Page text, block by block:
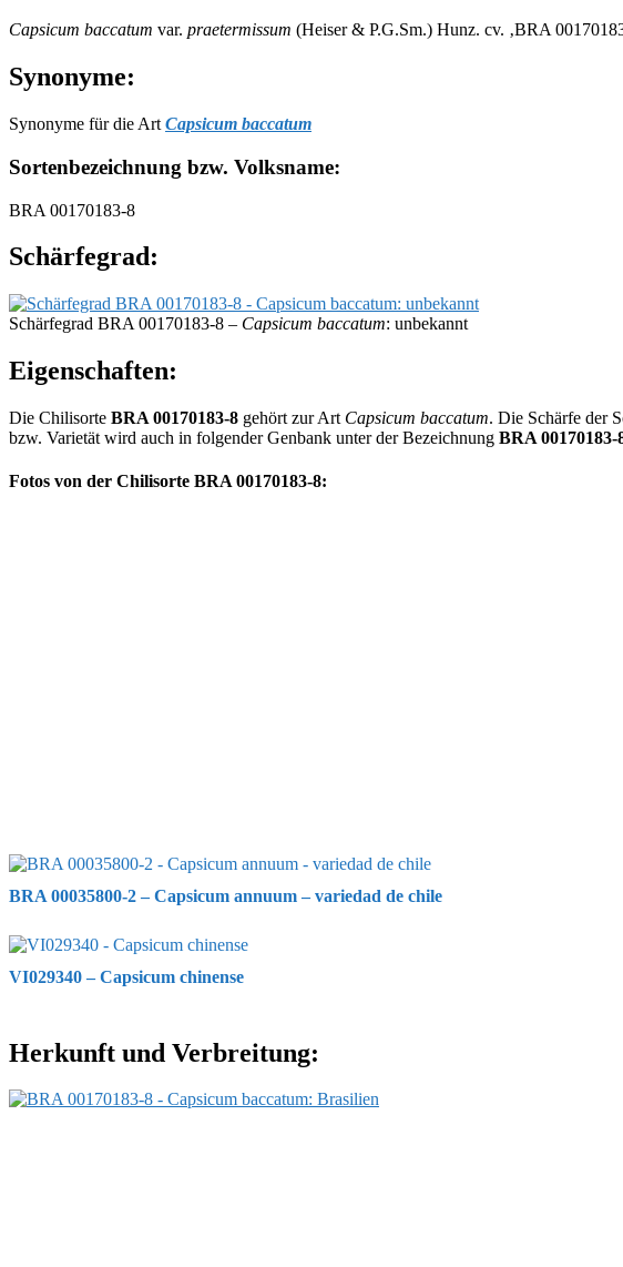
Capsicum baccatum var. praetermissum (Heiser & P.G.Sm.) Hunz. cv. ‚BRA
Synonyme:
Synonyme für die Art Capsicum baccatum
Sortenbezeichnung bzw. Volksname:
BRA 00170183-8
Schärfegrad:
Schärfegrad BRA 00170183-8 – Capsicum baccatum: unbekannt
Eigenschaften:
Die Chilisorte BRA 00170183-8 gehört zur Art Capsicum baccatum. Die Schärfe der
bzw. Varietät wird auch in folgender Genbank unter der Bezeichnung BRA 00170183-
Fotos von der Chilisorte BRA 00170183-8:
BRA 00035800-2 – Capsicum annuum – variedad de chile
VI029340 – Capsicum chinense
Herkunft und Verbreitung: